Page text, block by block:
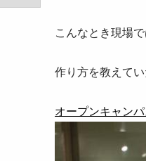
こんなとき現場
作り方を教えて
オープンキャンパ